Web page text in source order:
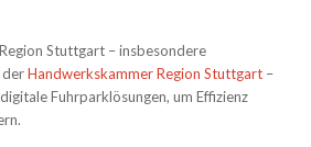
Stuttgart – insbesondere
derHandwerkskammer Region Stuttgart –
Fuhrparklösungen, um Effizienz